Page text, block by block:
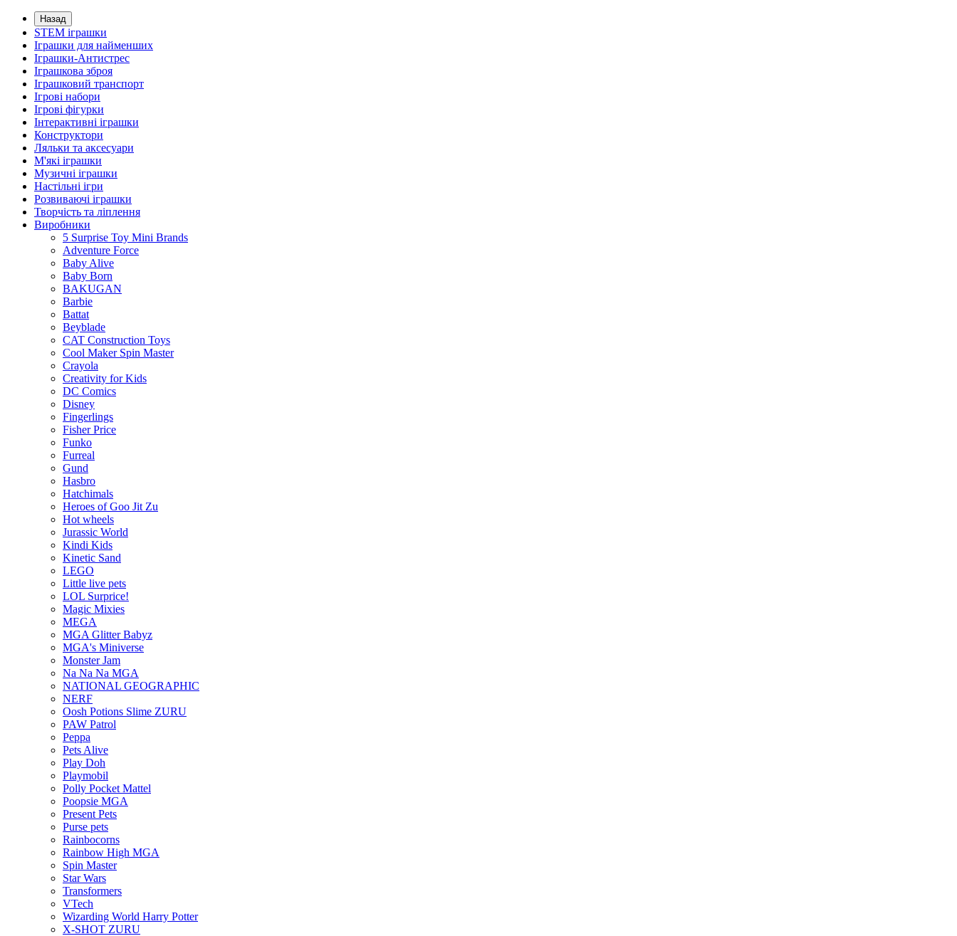
Назад
STEM іграшки
Іграшки для найменших
Іграшки-Антистрес
Іграшкова зброя
Іграшковий транспорт
Ігрові набори
Ігрові фігурки
Інтерактивні іграшки
Конструктори
Ляльки та аксесуари
М'які іграшки
Музичні іграшки
Настільні iгри
Розвиваючі іграшки
Творчість та ліплення
Виробники
5 Surprise Toy Mini Brands
Adventure Force
Baby Alive
Baby Born
BAKUGAN
Barbie
Battat
Beyblade
CAT Construction Toys
Cool Maker Spin Master
Crayola
Creativity for Kids
DC Comics
Disney
Fingerlings
Fisher Price
Funko
Furreal
Gund
Hasbro
Hatchimals
Heroes of Goo Jit Zu
Hot wheels
Jurassic World
Kindi Kids
Kinetic Sand
LEGO
Little live pets
LOL Surprice!
Magic Mixies
MEGA
MGA Glitter Babyz
MGA's Miniverse
Monster Jam
Na Na Na MGA
NATIONAL GEOGRAPHIC
NERF
Oosh Potions Slime ZURU
PAW Patrol
Peppa
Pets Alive
Play Doh
Playmobil
Polly Pocket Mattel
Poopsie MGA
Present Pets
Purse pets
Rainbocorns
Rainbow High MGA
Spin Master
Star Wars
Transformers
VTech
Wizarding World Harry Potter
X-SHOT ZURU